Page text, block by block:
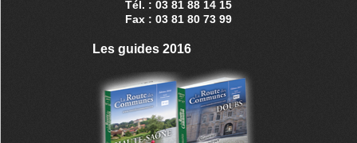
Tél. : 03 81 88 14 15
Fax : 03 81 80 73 99
Les guides 2016